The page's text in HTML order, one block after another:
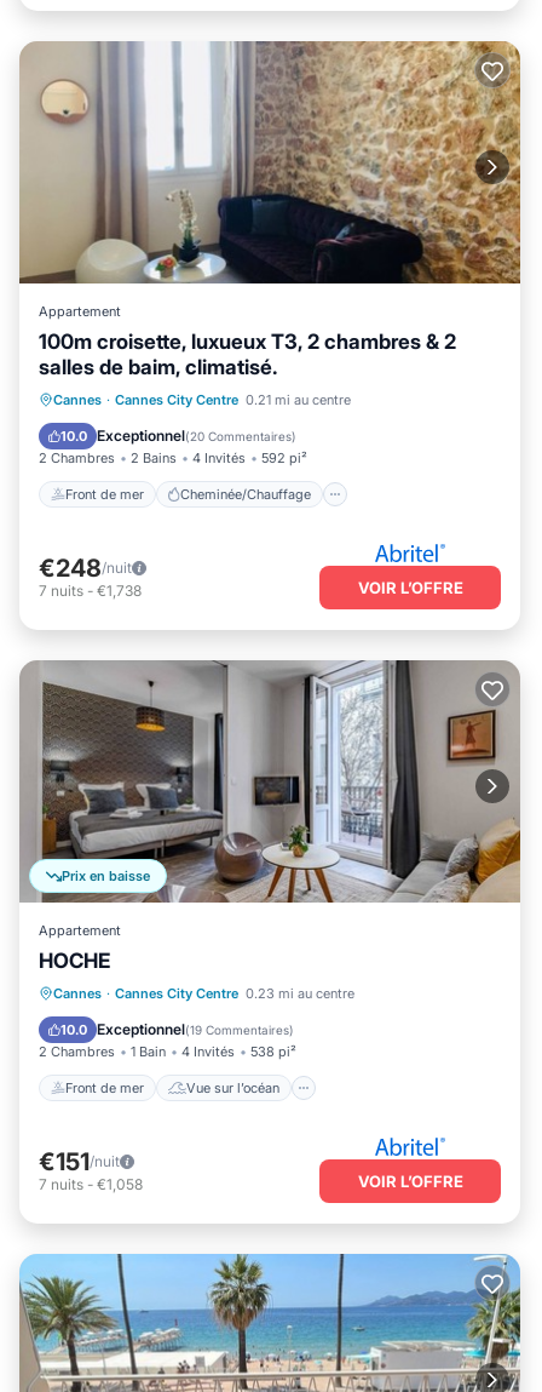
Appartement
100m croisette, luxueux T3, 2 chambres & 2
salles de baim, climatisé.
Cannes · Cannes City Centre 0.21 mi au centre
10.0 Exceptionnel(20 Commentaires)
2 Chambres 2 Bains 4 Invités 592 pi²
Front de mer Cheminée/Chauffage
Front de mer
Cheminée/Chauffage
Vue sur l’océan
Balcon/Terrasse
€248/nuit
7 nuits - €1,738 VOIR L’OFFRE
Prix en baisse
Appartement
HOCHE
Cannes · Cannes City Centre 0.23 mi au centre
10.0 Exceptionnel(19 Commentaires)
2 Chambres 1 Bain 4 Invités 538 pi²
Front de mer Vue sur l’océan
Front de mer
Vue sur l’océan
Balcon/Terrasse
Vue
€151/nuit
7 nuits - €1,058 VOIR L’OFFRE